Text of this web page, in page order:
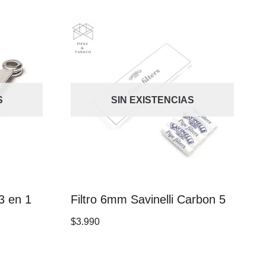
en 1
SIN EXISTENCIAS
Filtro 6mm Savinelli Carbon 5
$3.990